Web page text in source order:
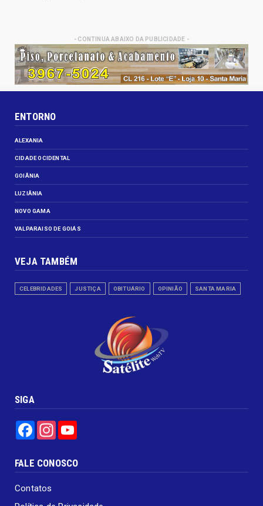
- CONTINUA ABAIXO DA PUBLICIDADE -
ENTORNO
ALEXANIA
CIDADE OCIDENTAL
GOIÂNIA
LUZIÂNIA
NOVO GAMA
VALPARAISO DE GOIÁS
VEJA TAMBÉM
CELEBRIDADES JUSTIÇA OBITUÁRIO OPINIÃO SANTA MARIA
SIGA
FacebookInstagram
FALE CONOSCO
Contatos